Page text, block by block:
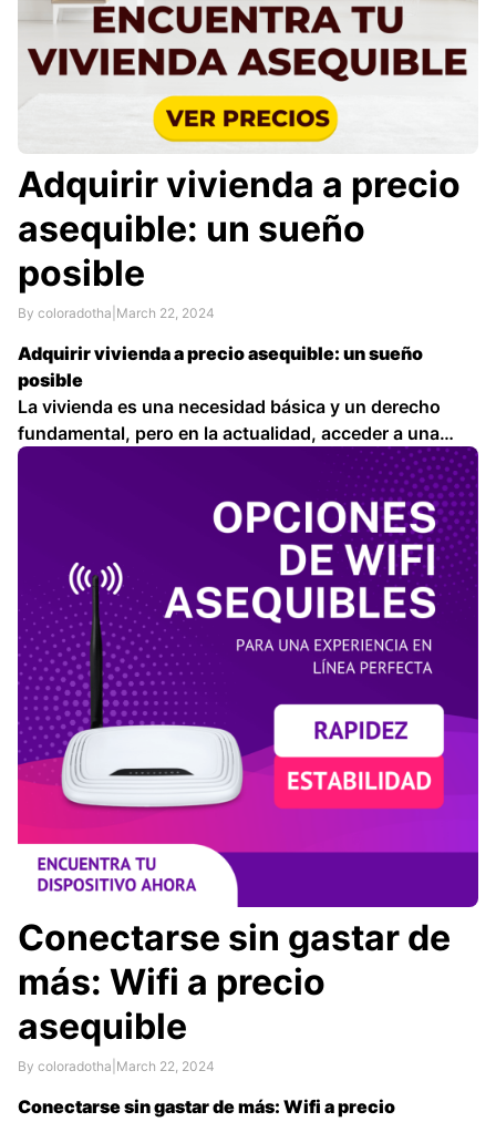
Adquirir vivienda a precio
asequible: un sueño
posible
By coloradotha March 22, 2024
Adquirir vivienda a precio asequible: un sueño
posible
La vivienda es una necesidad básica y un derecho
fundamental, pero en la actualidad, acceder a una
vivienda a precio asequible se ha convertido en un
desafío para muchas personas. Los precios
inmobiliarios han experimentado un aumento
considerable en los últimos años …
Conectarse sin gastar de
más: Wifi a precio
asequible
By coloradotha March 22, 2024
Conectarse sin gastar de más: Wifi a precio